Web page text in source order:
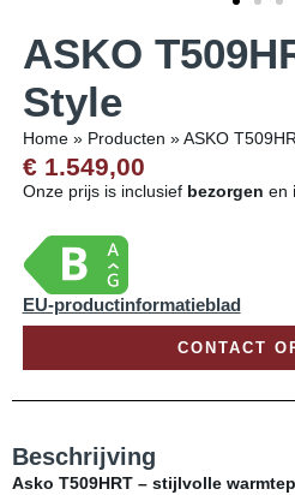
ASKO
Style
Home» Producten »ASKO
€ 1.549,00
Onze prijs is inclusief bezorgen en
EU-productinformatieblad
CONTACT
Beschrijving
Asko T509HRT – stijlvolle